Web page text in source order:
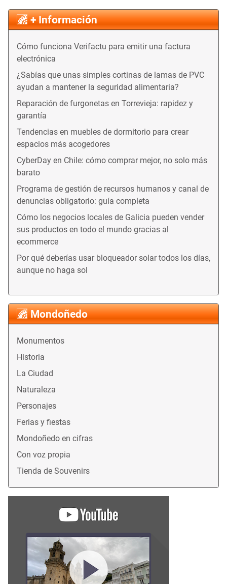
Mondoñedo
Monumentos
Historia
La Ciudad
Naturaleza
Personajes
Ferias y fiestas
Mondoñedo en cifras
Con voz propia
Tienda de Souvenirs
+ Información
Cómo funciona Verifactu para emitir una factura
electrónica
¿Sabías que unas simples cortinas de lamas de PVC
ayudan a mantener la seguridad alimentaria?
Reparación de furgonetas en Torrevieja: rapidez y
garantía
Tendencias en muebles de dormitorio para crear
espacios más acogedores
CyberDay en Chile: cómo comprar mejor, no solo más
barato
Programa de gestión de recursos humanos y canal de
denuncias obligatorio: guía completa
Cómo los negocios locales de Galicia pueden vender
sus productos en todo el mundo gracias al
ecommerce
Por qué deberías usar bloqueador solar todos los días,
aunque no haga sol